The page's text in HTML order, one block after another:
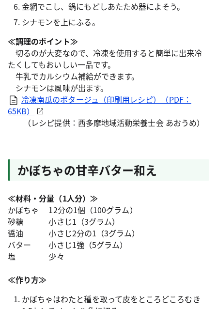
金網でこし、鍋にもどしあたため器によそう。
シナモンを上にふる。
≪調理のポイント≫
切るのが大変なので、冷凍を使用すると簡単に出来冷
たくしてもおいしい一品です。
牛乳でカルシウム補給ができます。
シナモンは風味が出ます。
冷凍南瓜のポタージュ（印刷用レシピ）（PDF：
65KB）
（レシピ提供：西多摩地域活動栄養士会 あおうめ）
かぼちゃの甘辛バター和え
≪材料・分量（1人分）≫
かぼちゃ 12分の1個（100グラム）
砂糖 小さじ1（3グラム）
醤油 小さじ2分の1（3グラム）
バター 小さじ1強（5グラム）
塩 少々
≪作り方≫
かぼちゃはわたと種を取って皮をところどころむき